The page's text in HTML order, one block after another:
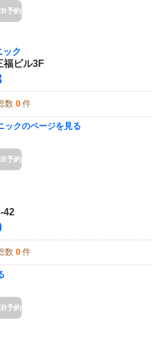
予約
ック
福ビル3F
数 0 件
ックのページを見る
予約
42
数 0 件
予約